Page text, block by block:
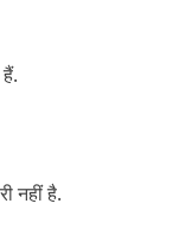
नहीं है.